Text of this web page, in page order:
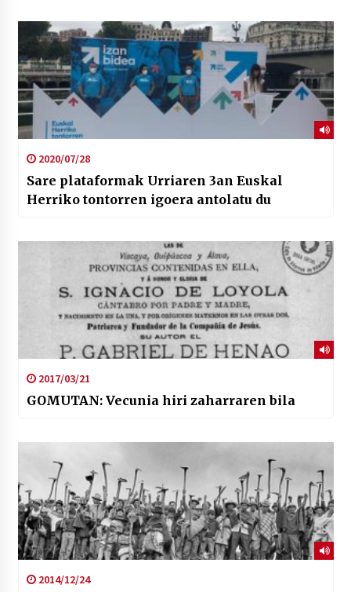
2020/07/28
Sare plataformak Urriaren 3an Euskal
Herriko tontorren igoera antolatu du
2017/03/21
GOMUTAN: Vecunia hiri zaharraren bila
2014/12/24